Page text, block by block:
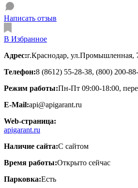
Написать отзыв
В Избранное
Адрес:г.Краснодар, ул.Промышленная,
Телефон:8 (8612) 55-28-38, (800) 200-
Режим работы:Пн-Пт 09:00-18:00,
E-Mail:api@apigarant.ru
Web-страница:
apigarant.ru
Наличие сайта:С сайтом
Время работы:Открыто сейчас
Парковка:Есть